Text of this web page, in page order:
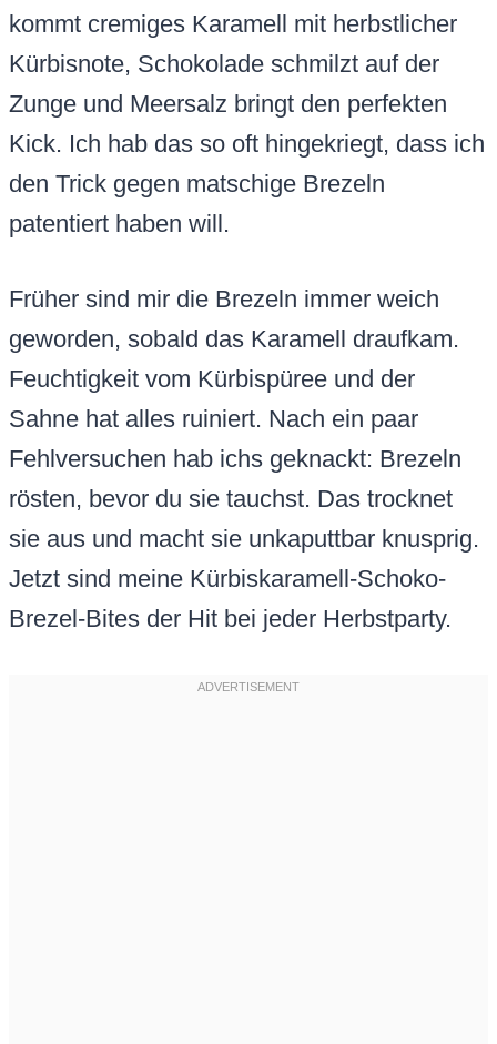
kommt cremiges Karamell mit herbstlicher
Kürbisnote, Schokolade schmilzt auf der
Zunge und Meersalz bringt den perfekten
Kick. Ich hab das so oft hingekriegt, dass ich
den Trick gegen matschige Brezeln
patentiert haben will.
Früher sind mir die Brezeln immer weich
geworden, sobald das Karamell draufkam.
Feuchtigkeit vom Kürbispüree und der
Sahne hat alles ruiniert. Nach ein paar
Fehlversuchen hab ichs geknackt: Brezeln
rösten, bevor du sie tauchst. Das trocknet
sie aus und macht sie unkaputtbar knusprig.
Jetzt sind meine Kürbiskaramell-Schoko-
Brezel-Bites der Hit bei jeder Herbstparty.